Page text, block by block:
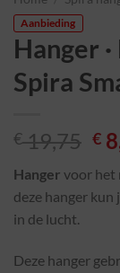
Aanbieding
Hanger
Spira
€19,75 €
Hanger voor het
deze hanger kun
in de lucht.
Deze hanger